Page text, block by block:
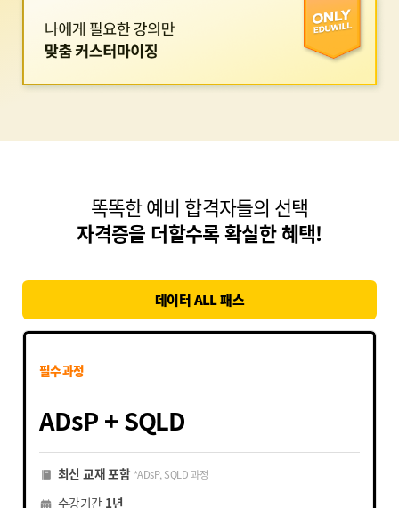
똑똑한 예비 합격자들의 선택
자격증을 더할수록 확실한 혜택!
데이터 ALL 패스
필수 과정
ADsP + SQLD
최신 교재 포함 *ADsP, SQLD 과정
수강기간 1년